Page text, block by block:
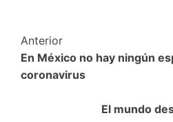
Post
Navigation
Anterior
En México no hay ningún
coronavirus
El mundo